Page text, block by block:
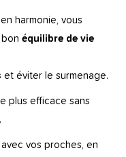
harmonie, vous
bon équilibre de vie
et éviter le surmenage.
plus efficace sans
avec vos proches, en